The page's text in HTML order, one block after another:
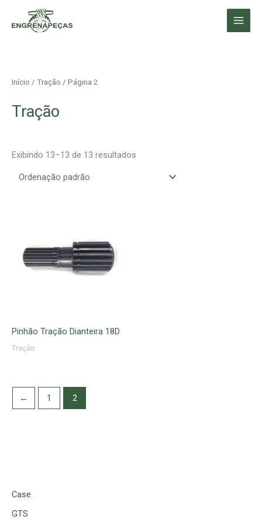
para
Case
GTS
Início / Tração / Página 2
Tração
Exibindo 13–13 de 13 resultados
Pinhão Tração Dianteira 18D
Tração
← 1 2